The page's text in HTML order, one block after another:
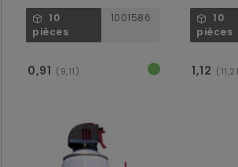
10
pièces
1001586
0,91 (9,11)
10
pièces
1,12